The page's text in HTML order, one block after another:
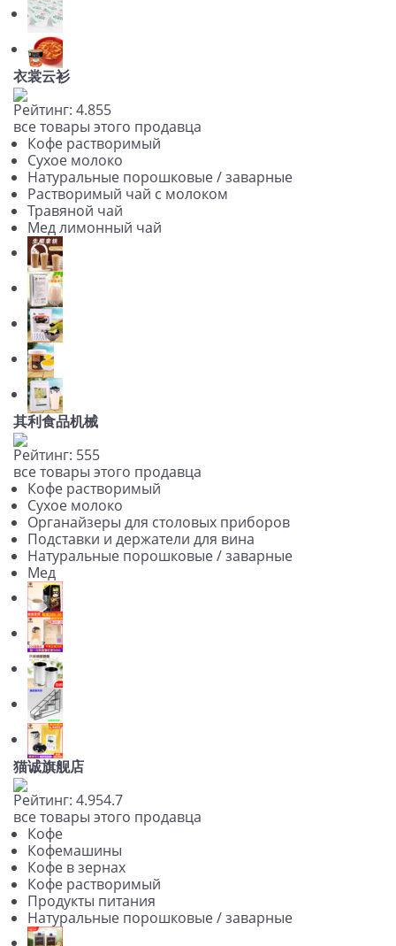
衣裳云衫
Рейтинг: 4.855
все товары этого продавца
Кофе растворимый
Сухое молоко
Натуральные порошковые / заварные
Растворимый чай с молоком
Травяной чай
Мед лимонный чай
其利食品机械
Рейтинг: 555
все товары этого продавца
Кофе растворимый
Сухое молоко
Органайзеры для столовых приборов
Подставки и держатели для вина
Натуральные порошковые / заварные
Мед
猫诚旗舰店
Рейтинг: 4.954.7
все товары этого продавца
Кофе
Кофемашины
Кофе в зернах
Кофе растворимый
Продукты питания
Натуральные порошковые / заварные